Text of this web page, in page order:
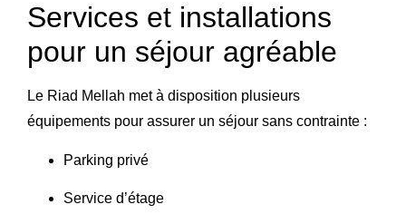
Services et installations
pour un séjour agréable
Le Riad Mellah met à disposition plusieurs
équipements pour assurer un séjour sans contrainte :
Parking privé
Service d’étage